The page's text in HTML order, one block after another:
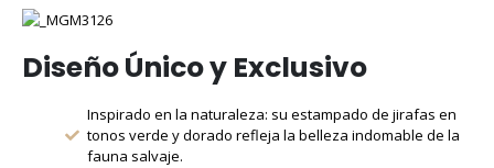
Diseño Único y Exclusivo
Inspirado en la naturaleza: su estampado de jirafas en
tonos verde y dorado refleja la belleza indomable de la
fauna salvaje.